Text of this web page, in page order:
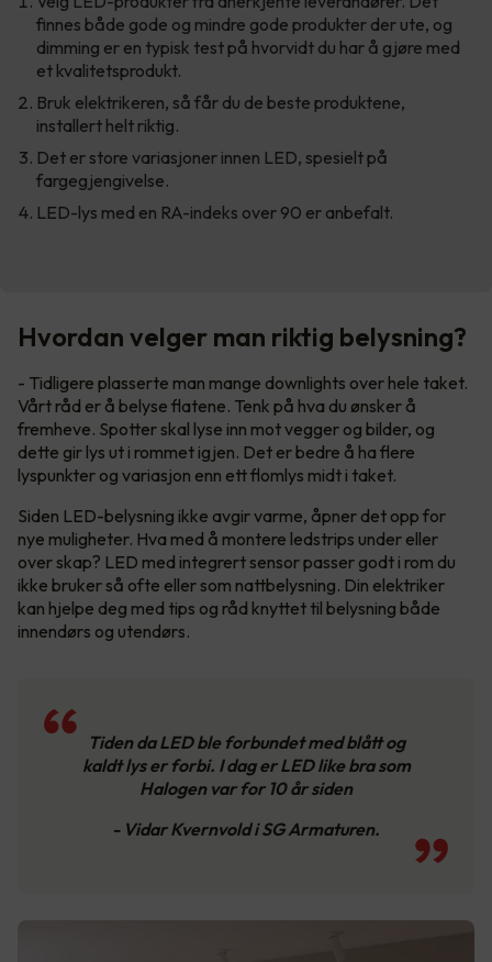
finnes både gode og mindre gode produkter der ute, og
dimming er en typisk test på hvorvidt du har å gjøre med
et kvalitetsprodukt.
Bruk elektrikeren, så får du de beste produktene,
installert helt riktig.
Det er store variasjoner innen LED, spesielt på
fargegjengivelse.
LED-lys med en RA-indeks over 90 er anbefalt.
Hvordan velger man riktig belysning?
- Tidligere plasserte man mange downlights over hele taket.
Vårt råd er å belyse flatene. Tenk på hva du ønsker å
fremheve. Spotter skal lyse inn mot vegger og bilder, og
dette gir lys ut i rommet igjen. Det er bedre å ha flere
lyspunkter og variasjon enn ett flomlys midt i taket.
Siden LED-belysning ikke avgir varme, åpner det opp for
nye muligheter. Hva med å montere ledstrips under eller
over skap? LED med integrert sensor passer godt i rom du
ikke bruker så ofte eller som nattbelysning. Din elektriker
kan hjelpe deg med tips og råd knyttet til belysning både
innendørs og utendørs.
Tiden da LED ble forbundet med blått og
kaldt lys er forbi. I dag er LED like bra som
Halogen var for 10 år siden
- Vidar Kvernvold i SG Armaturen.